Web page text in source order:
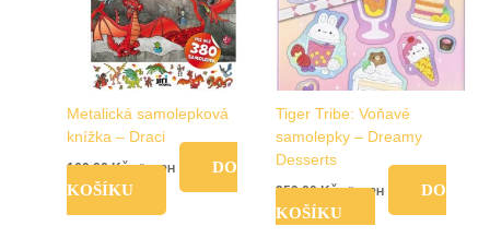
Metalická samolepková
knížka – Draci
169,00Kč vč. DPH
DO
KOŠÍKU
Tiger Tribe: Voňavé
samolepky – Dreamy
Desserts
359,00Kč vč. DPH
DO
KOŠÍKU